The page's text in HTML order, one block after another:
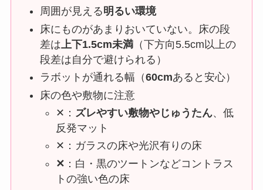
周囲が見える明るい環境
床にものがあまりおいていない。床の段
差は 上下1.5cm未満 （下方向5.5cm以上の
段差は自分で避けられる）
ラボットが通れる幅（60cmあると安心）
床の色や敷物に注意
✕： ズレやすい敷物やじゅうたん、低
反発マット
✕：ガラスの床や光沢有りの床
✕ ：白・黒のツートンなどコントラス
トの強い色の床